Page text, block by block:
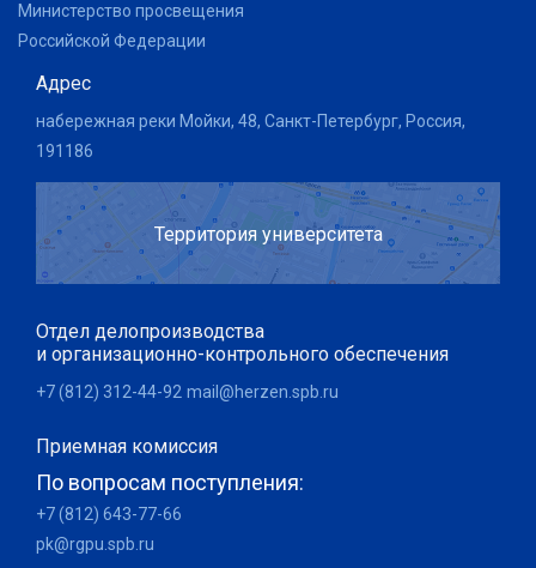
Министерство просвещения
Российской Федерации
Адрес
набережная реки Мойки, 48, Санкт-Петербург, Россия,
191186
Территория университета
Отдел делопроизводства
и организационно-контрольного обеспечения
+7 (812) 312-44-92 mail@herzen.spb.ru
Приемная комиссия
По вопросам поступления:
+7 (812) 643-77-66
pk@rgpu.spb.ru